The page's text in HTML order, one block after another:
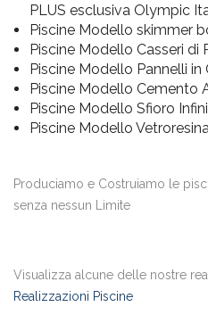
PLUS esclusiva Olympic
Piscine Modello skimmer
Piscine Modello Casseri di
Piscine Modello Pannelli in
Piscine Modello Cemento
Piscine Modello Sfioro
Piscine Modello
Produciamo e Costruiamo le
senza nessun Limite
Visualizza alcune delle nostre
Realizzazioni Piscine